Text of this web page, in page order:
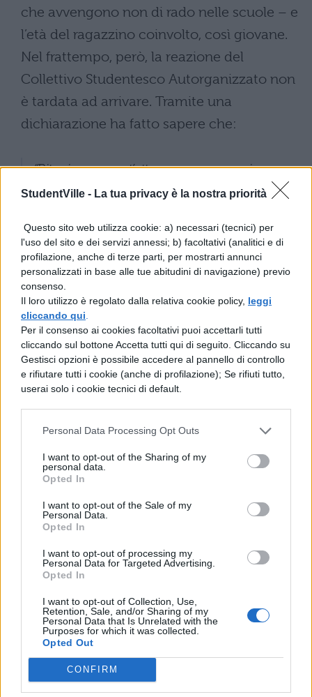
StudentVille - La tua privacy è la nostra priorità
Questo sito web utilizza cookie: a) necessari (tecnici) per
l'uso del sito e dei servizi annessi; b) facoltativi (analitici e di
profilazione, anche di terze parti, per mostrarti annunci
personalizzati in base alle tue abitudini di navigazione) previo
consenso.
Il loro utilizzo è regolato dalla relativa cookie policy, leggi
cliccando qui
Per il consenso ai cookies facoltativi puoi accettarli tutti
cliccando sul bottone Accetta tutti qui di seguito. Cliccando su
Gestisci opzioni è possibile accedere al pannello di controllo
e rifiutare tutti i cookie (anche di profilazione); Se rifiuti tutto,
userai solo i cookie tecnici di default.
Personal Data Processing Opt Outs
I want to opt-out of the Sharing of my
personal data.
Opted In
I want to opt-out of the Sale of my
Personal Data.
Opted In
I want to opt-out of processing my
Personal Data for Targeted Advertising.
Opted In
I want to opt-out of Collection, Use,
Retention, Sale, and/or Sharing of my
Personal Data that Is Unrelated with the
Purposes for which it was collected.
Opted Out
CONFIRM
che avvengono non di rado nelle scuole – e
l’età del ragazzino coinvolto, così giovane.
Nel frattempo, però, la reazione del
Collettivo Studentesco Autorganizzato non
è tardata ad arrivare. Tramite una
dichiarazione ha fatto sapere che:
“Riteniamo quest’atto un vero e proprio
abuso di potere da parte delle forze
scolastici non dovrebbero avere nessun
accesso. Noi studenti del CSA siamo certi
giustificare un così spropositato abuso di
potere e di forza fisica su un ragazzino,
appena quattordicenne, da parte di un
uomo adulto”.
Ha inoltre aggiunto, riguardo la decisione
della dirigenza scolastica di punire chi ha
ripreso con il proprio cellulare l’intervento
delle forze dell’ordine:
Inoltre, la preside ha minacciato gli
studenti che hanno ripreso la scena, di
denuncia. Gli studenti che hanno quindi
per un’iniziativa divulgativa assolutamente
legittima. Questa è una chiara
dimostrazione da parte della scuola di
voler insabbiare e sminuire l’accaduto,